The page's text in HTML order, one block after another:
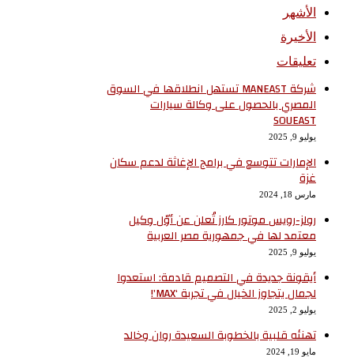
الأشهر
الأخيرة
تعليقات
شركة MANEAST تستهل انطلاقها في السوق
المصري بالحصول على وكالة سيارات
SOUEAST
يوليو 9, 2025
الإمارات تتوسع في برامج الإغاثة لدعم سكان
غزة
مارس 18, 2024
رولز-رويس موتور كارز تُعلن عن أوّل وكيل
معتمد لها في جمهورية مصر العربية
يوليو 9, 2025
أيقونة جديدة في التصميم قادمة: استعدوا
لجمال يتجاوز الخيال في تجربة ‘MAX’!
يوليو 2, 2025
تهنئه قلبية بالخطوبة السعيدة روان وخالد
مايو 19, 2024